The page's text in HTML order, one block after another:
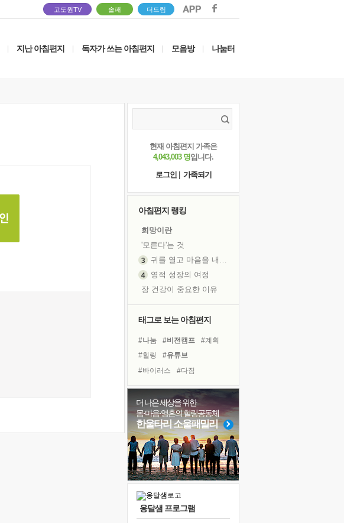
고도원TV 솔패 더드림
지난 아침편지 독자가 쓰는 아침편지 모음방 나눔터
현재 아침편지 가족은
4,043,003 명입니다.
로그인
가족되기
아침편지 랭킹
희망이란
'모른다'는 것
귀를 열고 마음을 내어주고
영적 성장의 여정
장 건강이 중요한 이유
꿈이 실제가 되는 것
'말 타는 법'을 먼저
졸업식 사진을 보며
아픈 아버지를 위한 공간 설계
극심한 변비, 어깨결림, 수면 장애
보고 싶은 어머니
유년 시절의 부산 영도 바다
못된 꼰대들
거울 속의 나
태그로 보는 아침편지
#나눔 #비전캠프
#계획
#힐링
#유튜브
#바이러스
#다짐
#사람
#명상
#극복
#희망
#경험
#아이들
#건강
#독서캠프
#도움
#독서
#친구 #선택
#삶
#위기
#리더
더 나은 세상을 위한
몸·마음·영혼의 힐링공동체
한울타리 소울패밀리
옹달샘 프로그램